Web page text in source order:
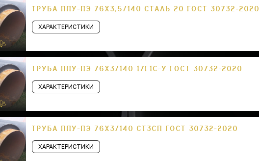
ТРУБА ППУ-ПЭ 76Х3,5/140 СТАЛЬ 20 ГОСТ 30732-2020
ХАРАКТЕРИСТИКИ
ТРУБА ППУ-ПЭ 76Х3/140 17Г1С-У ГОСТ 30732-2020
ХАРАКТЕРИСТИКИ
ТРУБА ППУ-ПЭ 76Х3/140 СТ3СП ГОСТ 30732-2020
ХАРАКТЕРИСТИКИ